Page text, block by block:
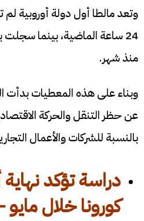
وتعد مالطا أول دولة أوروبية
24 ساعة الماضية، بينما
منذ شهر.
وبناء على هذه المعطيات بدأت
عن حظر التنقل والحركة
بالنسبة للشركات والأعمال
دراسة تؤكد نهاية
كورونا خلال مايو